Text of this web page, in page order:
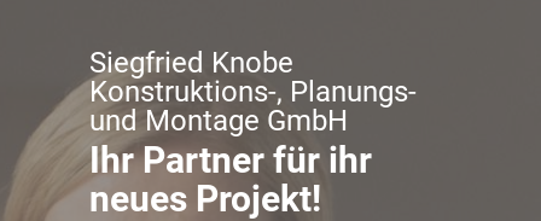
Siegfried Knobe
Konstruktions-, Planungs-
und Montage GmbH
Ihr Partner für ihr
neues Projekt!